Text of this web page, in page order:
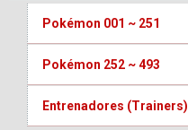
Pokémon 001 ~ 251
Pokémon 252 ~ 493
Entrenadores (Trainers)